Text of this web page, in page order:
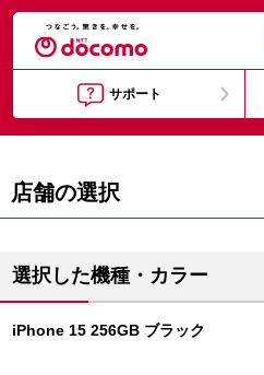
サポート
店舗の選択
選択した機種・カラー
iPhone 15 256GB ブラック